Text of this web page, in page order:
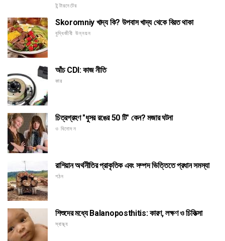
ইন্টারনেটের
Skoromniy খাদ্য কি? উপবাস খাদ্য থেকে বিরত থাকা
বুদ্ধিজীবী উন্নয়ন
আঁচ CDI: কাজ নীতি
কার
চিত্রগ্রহণ "ধুসর রঙের 50 টি" কেন? মজার ঘটনা
ও বিনোদন
রাশিয়ান অর্থনীতির প্রাকৃতিক এবং সম্পদ ভিত্তিতে প্রধান সমস্যা
গঠন
শিশুদের মধ্যে Balanoposthitis: কারণ, লক্ষণ ও চিকিত্সা
স্বাস্থ্য